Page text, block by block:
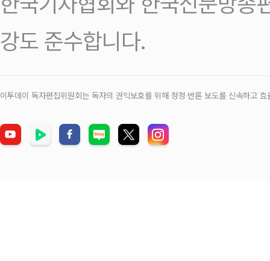
강도 준수합니다.
이투데이 독자편집위원회는 독자의 권익보호를 위해 정정‧반론 보도를 신속하고